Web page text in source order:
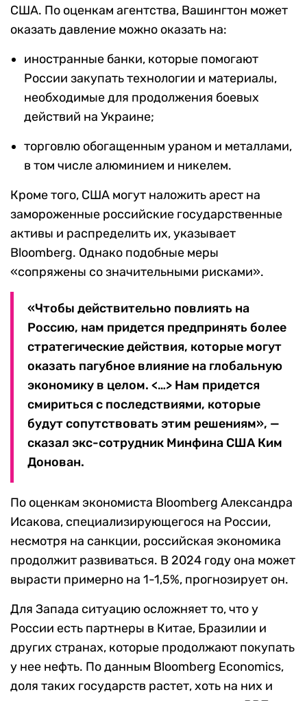
США. По оценкам агентства, Вашингтон может
оказать давление можно оказать на:
иностранные банки, которые помогают
России закупать технологии и материалы,
необходимые для продолжения боевых
действий на Украине;
торговлю обогащенным ураном и металлами,
в том числе алюминием и никелем.
Кроме того, США могут наложить арест на
замороженные российские государственные
активы и распределить их, указывает
Bloomberg. Однако подобные меры
«сопряжены со значительными рисками».
«Чтобы действительно повлиять на
Россию, нам придется предпринять более
стратегические действия, которые могут
оказать пагубное влияние на глобальную
экономику в целом. <…> Нам придется
смириться с последствиями, которые
будут сопутствовать этим решениям», —
сказал экс-сотрудник Минфина США Ким
Донован.
По оценкам экономиста Bloomberg Александра
Исакова, специализирующегося на России,
несмотря на санкции, российская экономика
продолжит развиваться. В 2024 году она может
вырасти примерно на 1-1,5%, прогнозирует он.
Для Запада ситуацию осложняет то, что у
России есть партнеры в Китае, Бразилии и
других странах, которые продолжают покупать
у нее нефть. По данным Bloomberg Economics,
доля таких государств растет, хоть на них и